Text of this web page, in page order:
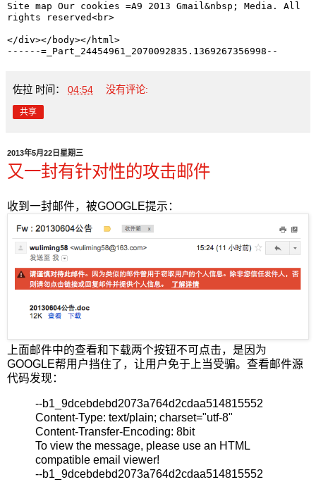
Site map Our cookies =A9 2013 Gmail&nbsp; Media. All
rights reserved<br>
</div></body></html>
------=_Part_24454961_2070092835.1369267356998--
佐拉 时间： 04:54 没有评论:
共享
2013年5月22日星期三
又一封有针对性的攻击邮件
收到一封邮件，被GOOGLE提示：
上面邮件中的查看和下载两个按钮不可点击，是因为
GOOGLE帮用户挡住了，让用户免于上当受骗。查看邮件源
代码发现：
--b1_9dcebdebd2073a764d2cdaa514815552
Content-Type: text/plain; charset="utf-8"
Content-Transfer-Encoding: 8bit
To view the message, please use an HTML
compatible email viewer!
--b1_9dcebdebd2073a764d2cdaa514815552